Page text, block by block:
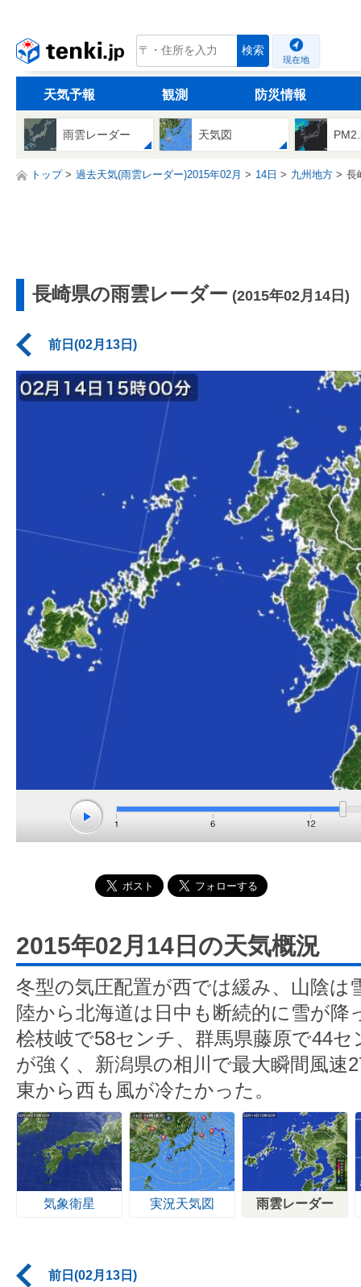
tenki.jp 検索
現在地
天気予報 観測 防災情報
雨雲レーダー 天気図
トップ 過去天気(雨雲レーダー)2015年02月 14日 九州地方 長
長崎県の雨雲レーダー (2015年02月14日)
前日(02月13日)
2015年02月14日の天気概況
冬型の気圧配置が西では緩み、山陰は
陸から北海道は日中も断続的に雪が降
桧枝岐で58センチ、群馬県藤原で44
が強く、新潟県の相川で最大瞬間風速
東から西も風が冷たかった。
気象衛星 実況天気図 雨雲レーダー
前日(02月13日)